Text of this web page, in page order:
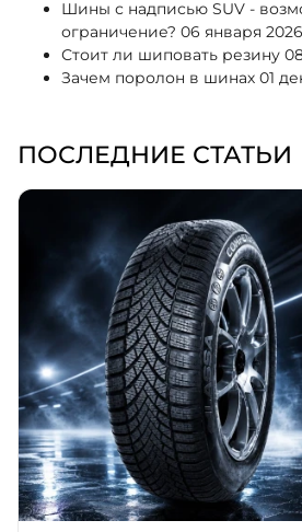
Шины с надписью SUV -
ограничение? 06 января 2026
Стоит ли шиповать резину
Зачем поролон в шинах 01
ПОСЛЕДНИЕ СТАТЬИ